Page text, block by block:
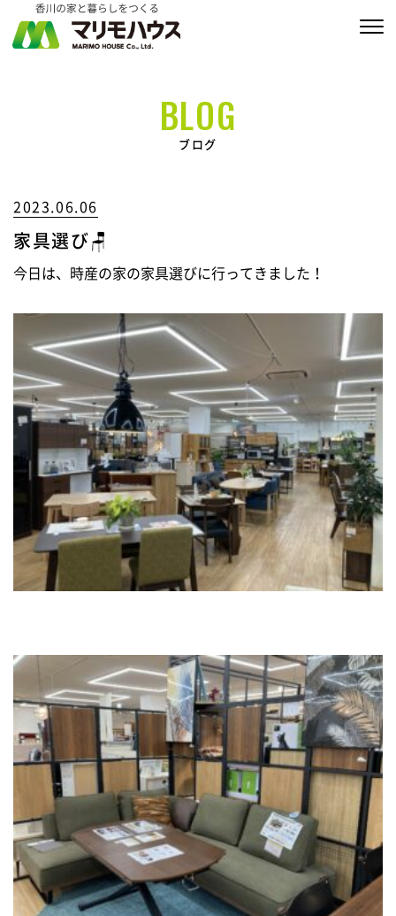
商品ラインナップ
施工実績
会社情報
ブログ
ニュース
イベントに参加
モデルハウスを見る
カスタマーハラスメントに関する基本方針
BLOG
ブログ
2023.06.06
家具選び🪑
今日は、時産の家の家具選びに行ってきました！